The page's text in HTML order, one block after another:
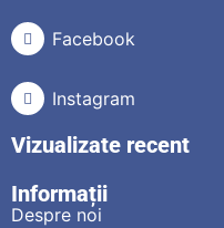
Facebook
Instagram
Vizualizate recent
Informații
Despre noi